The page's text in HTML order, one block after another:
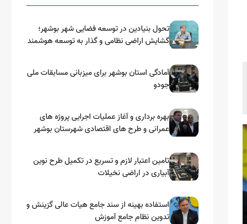
تحول بنیادین در توسعه فضایی شهر بوشهر؛
گشایش اراضی نظامی و گذار به توسعه هوشمند
آمادگی استان بوشهر برای میزبانی مسابقات ملی
جودو
بهره برداری و آغاز عملیات اجرایی پروژه های
عمرانی و طرح های اقتصادی شهرستان بوشهر
تامین اعتبار لازم و تسریع در تکمیل طرح نوین
آبیاری در اراضی نخیلات
استفاده بهینه از سند جامع هیات عالی گزینش و‌
تدوین نظام جامع آموزش